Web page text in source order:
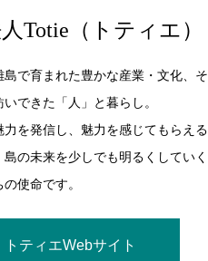
Totie（トティエ）
島で育まれた豊かな産業・文化、そ
いできた「人」と暮らし。
力を発信し、魅力を感じてもらえる
島の未来を少しでも明るくしていく
使命です。
トティエWebサイト